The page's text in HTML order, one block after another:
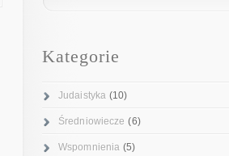
Kategorie
Judaistyka (10)
Średniowiecze (6)
Wspomnienia (5)